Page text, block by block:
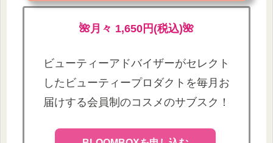
BLOOMBOX by @cosmeの初回のみ使える当ブログ限定
なコスメのサブスクで毎月楽しませてもらっています。
🌺月々 1,650 円(税込)🌺
ビューティーアドバイザーがセレクト
したビューティープロダクトを毎月お
届けする会員制のコスメのサブスク！